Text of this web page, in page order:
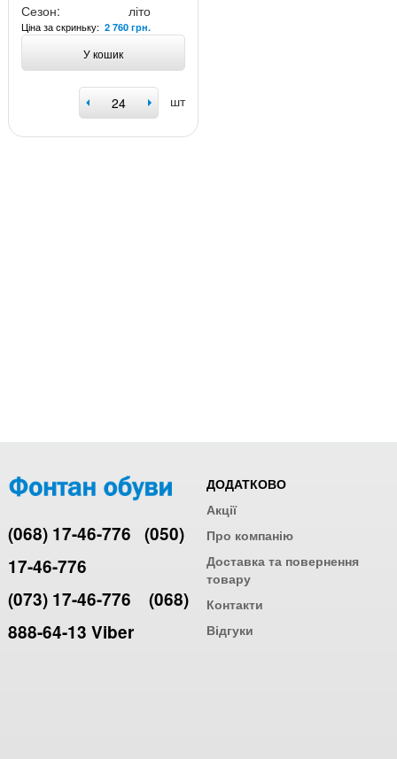
Сезон:
літо
Ціна за скриньку: 2 760 грн.
У кошик
шт
(068) 17-46-776 (050)
17-46-776
(073) 17-46-776
(068)
888-64-13 Viber
ДОДАТКОВО
Акції
Про компанію
Доставка та повернення
товару
Контакти
Відгуки